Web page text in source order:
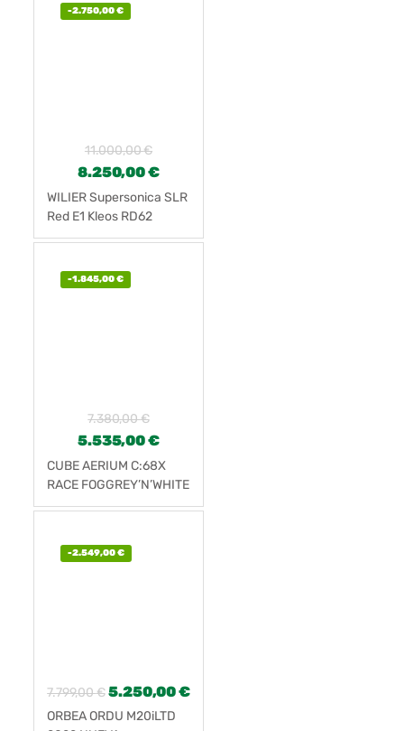
-2.750,00€
11.000,00€
8.250,00€
WILIER Supersonica SLR
Red E1 Kleos RD62
Groupama FDJ
-1.845,00€
7.380,00€
5.535,00€
CUBE AERIUM C:68X
RACE FOGGREY’N’WHITE
-2.549,00€
7.799,00€ 5.250,00€
ORBEA ORDU M20iLTD